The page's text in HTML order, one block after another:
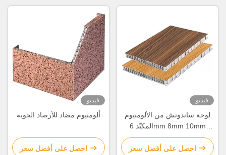
فيديو
ألومنيوم مضاد للأرصاد الجوية
احصل على أفضل سعر
فيديو
لوحة ساندوتش من الألومنيوم
المكبّد 6mm 8mm 10mm
20mm
احصل على أفضل سعر